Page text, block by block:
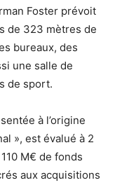
Foster prévoit
de 323 mètres de
bureaux, des
une salle de
de sport.
à l’origine
», est évalué à 2
M€ de fonds
aux acquisitions